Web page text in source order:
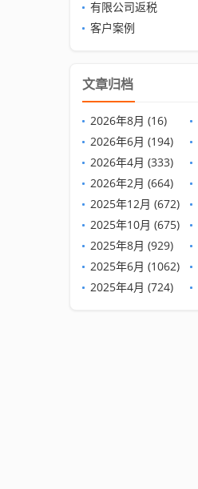
有限公司返税
客户案例
文章归档
2026年8月 (16)
2026年6月 (194)
2026年4月 (333)
2026年2月 (664)
2025年12月 (672)
2025年10月 (675)
2025年8月 (929)
2025年6月 (1062)
2025年4月 (724)